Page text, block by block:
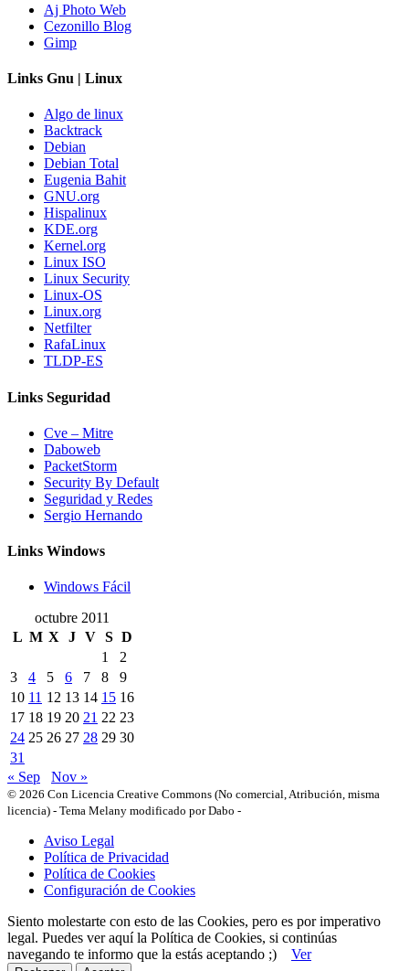
Aj Photo Web
Cezonillo Blog
Gimp
Links Gnu | Linux
Algo de linux
Backtrack
Debian
Debian Total
Eugenia Bahit
GNU.org
Hispalinux
KDE.org
Kernel.org
Linux ISO
Linux Security
Linux-OS
Linux.org
Netfilter
RafaLinux
TLDP-ES
Links Seguridad
Cve – Mitre
Daboweb
PacketStorm
Security By Default
Seguridad y Redes
Sergio Hernando
Links Windows
Windows Fácil
octubre 2011
L M X J V S D
1
2
3
4 5 6 7 8
9
10 11 12 13 14 15 16
17 18 19 20 21 22 23
24 25 26 27 28 29 30
31
« Sep
Nov »
© 2026 Con Licencia Creative Commons (No comercial, Atribución, misma
licencia) - Tema Melany modificado por Dabo -
Aviso Legal
Política de Privacidad
Política de Cookies
Configuración de Cookies
Siento molestarte con esto de las Cookies, pero es por imperativo
legal. Puedes ver aquí la Política de Cookies, si continúas
navegando te informo que la estás aceptando ;) Ver